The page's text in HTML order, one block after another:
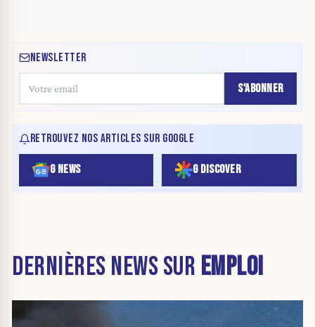
NEWSLETTER
S'ABONNER
RETROUVEZ NOS ARTICLES SUR GOOGLE
G NEWS G DISCOVER
DERNIÈRES NEWS SUR EMPLOI